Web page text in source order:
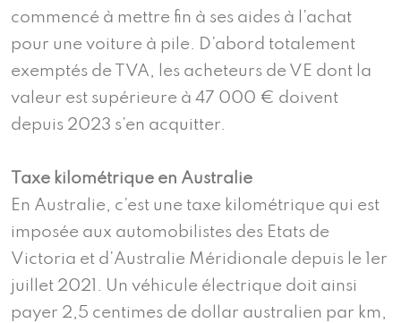
commencé à mettre fin à ses aides à l’achat
pour une voiture à pile. D’abord totalement
exemptés de TVA, les acheteurs de VE dont la
valeur est supérieure à 47 000 € doivent
depuis 2023 s’en acquitter.
Taxe kilométrique en Australie
En Australie, c’est une taxe kilométrique qui est
imposée aux automobilistes des Etats de
Victoria et d’Australie Méridionale depuis le 1er
juillet 2021. Un véhicule électrique doit ainsi
payer 2,5 centimes de dollar australien par km,